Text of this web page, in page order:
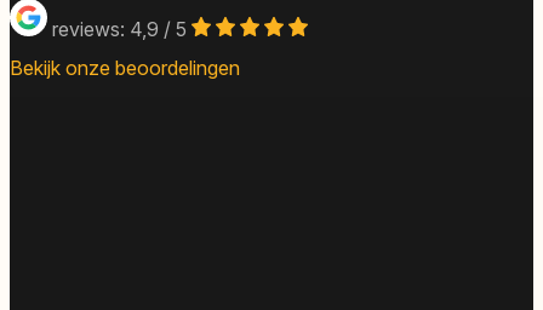
reviews: 4,9 / 5
Bekijk onze beoordelingen